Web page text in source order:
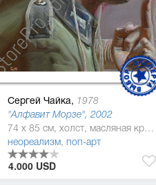
Оспищева-Павлишин
Сергей Чайка, 1978
"Алфавит Морзе", 2002
74 x 85 см, холст, масляная краска
неореализм, поп-арт
4.000 USD